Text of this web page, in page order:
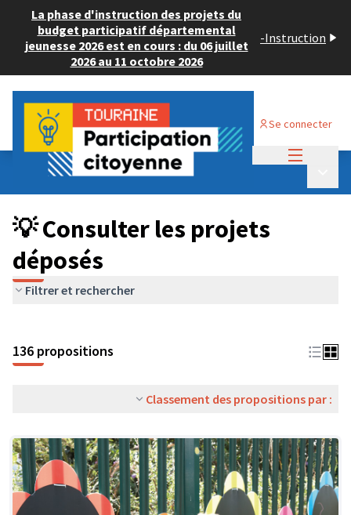
La phase d'instruction des projets du
budget participatif départemental
jeunesse 2026 est en cours : du 06 juillet
2026 au 11 octobre 2026
-Instruction
Se connecter
Budget Participatif JEUNESSE 2024
💡 Consulter les projets déposés
💡 Consulter les projets
déposés
Filtrer et rechercher
136 propositions
Classement des propositions par :